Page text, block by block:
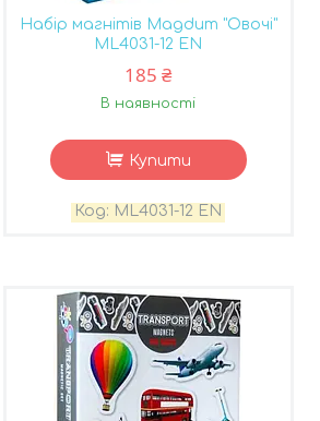
Набір магнітів Magdum "Овочі"
ML4031-12 EN
185 ₴
В наявності
Купити
ML4031-12 EN